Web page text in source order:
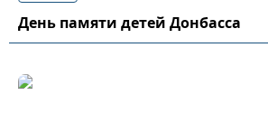
День памяти детей Донбасса